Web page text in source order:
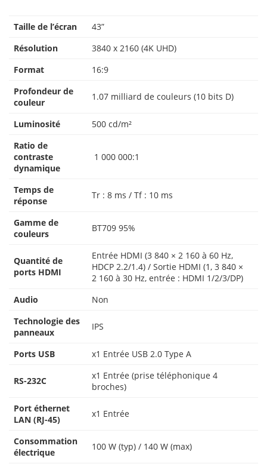
Taille de l’écran
43”
Résolution
3840 x 2160 (4K UHD)
Format
16:9
Profondeur de
couleur
1.07 milliard de couleurs (10 bits D)
Luminosité
500 cd/m²
Ratio de
contraste
dynamique
1 000 000:1
Temps de
réponse
Tr : 8 ms / Tf : 10 ms
Gamme de
couleurs
BT709 95%
Quantité de
ports HDMI
Entrée HDMI (3 840 × 2 160 à 60 Hz,
HDCP 2.2/1.4) / Sortie HDMI (1, 3 840 ×
2 160 à 30 Hz, entrée : HDMI 1/2/3/DP)
Audio
Non
Technologie des
panneaux
IPS
Ports USB x1 Entrée USB 2.0 Type A
RS-232C
x1 Entrée (prise téléphonique 4
broches)
Port éthernet
LAN (RJ-45)
x1 Entrée
Consommation
électrique
100 W (typ) / 140 W (max)